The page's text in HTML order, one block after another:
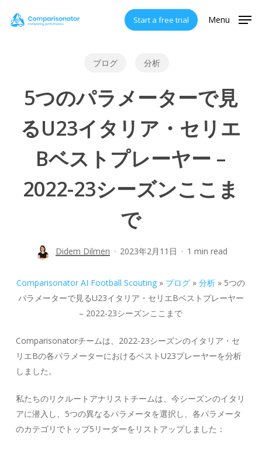
Start a free trial Menu
ブログ 分析
5つのパラメーターで見
るU23イタリア・セリエ
Bベストプレーヤー –
2022-23シーズンここま
で
Didem Dilmen 2023年2月11日 1 min read
Comparisonator AI Football Scouting » ブログ »分析 » 5つの
パラメーターで見るU23イタリア・セリエBベストプレーヤー
– 2022-23シーズンここまで
Comparisonatorチームは、2022-23シーズンのイタリア・セ
リエBの各パラメーターにおけるベストU23プレーヤーを分析
しました。
私たちのリクルートアナリストチームは、今シーズンのイタリ
アに潜入し、5つの異なるパラメータを選択し、各パラメータ
のカテゴリでトップ5リーダーをリストアップしました：